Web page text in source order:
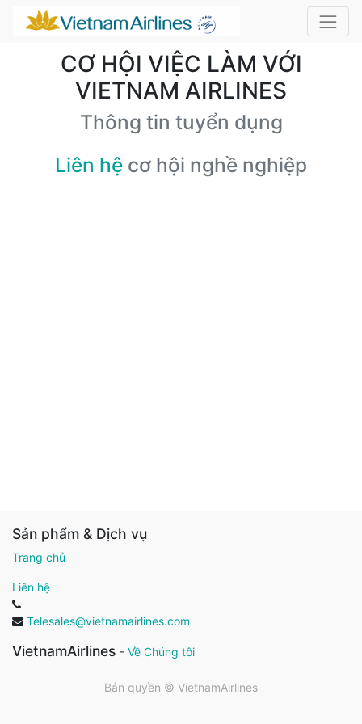
CƠ HỘI VIỆC LÀM VỚI
VIETNAM AIRLINES
Thông tin tuyển dụng
Liên hệ cơ hội nghề nghiệp
Sản phẩm & Dịch vụ
Trang chủ
Liên hệ
Telesales@vietnamairlines.com
VietnamAirlines - Về Chúng tôi
Bản quyền © VietnamAirlines